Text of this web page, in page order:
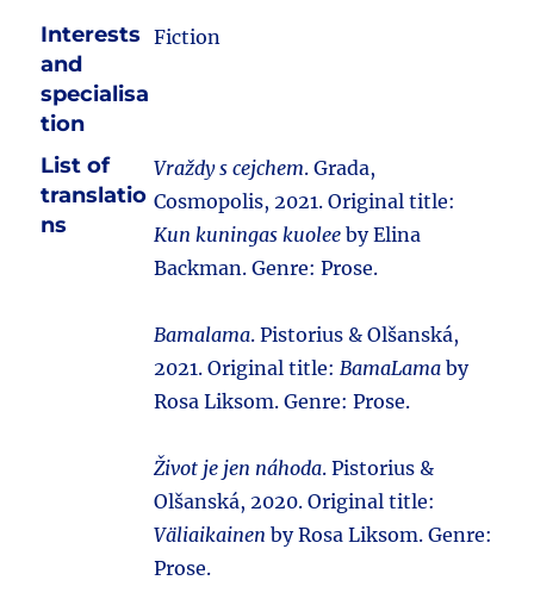
Interests
and
specialisa
tion
Fiction
List of
translatio
ns
Vraždy s cejchem. Grada,
Cosmopolis, 2021. Original title:
Kun kuningas kuolee by Elina
Backman. Genre: Prose.
Bamalama. Pistorius & Olšanská,
2021. Original title:BamaLama by
Rosa Liksom. Genre: Prose.
Život je jen náhoda. Pistorius &
Olšanská, 2020. Original title:
Väliaikainen by Rosa Liksom. Genre:
Prose.